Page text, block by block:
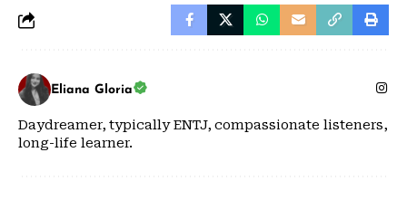
Eliana Gloria
Daydreamer, typically ENTJ, compassionate listeners,
long-life learner.